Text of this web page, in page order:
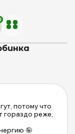
потому что
гораздо реже,
🤪